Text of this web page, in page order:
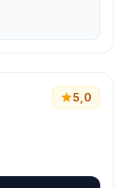
5,0